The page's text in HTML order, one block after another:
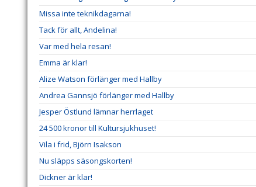
Missa inte teknikdagarna!
Tack för allt, Andelina!
Var med hela resan!
Emma är klar!
Alize Watson förlänger med Hallby
Andrea Gannsjö förlänger med Hallby
Jesper Östlund lämnar herrlaget
24 500 kronor till Kultursjukhuset!
Vila i frid, Björn Isakson
Nu släpps säsongskorten!
Dickner är klar!